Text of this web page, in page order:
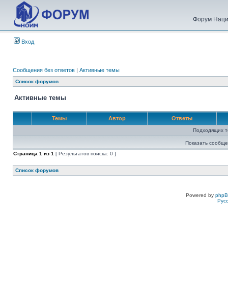
Форум
Вход
Сообщения без ответов | Активные темы
Список форумов
Активные темы
Темы Автор Ответы
Подходящих
Показать
Страница 1 из 1 [ Результатов поиска: 0 ]
Список форумов
Powered by